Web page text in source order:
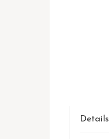
gallerij
Details